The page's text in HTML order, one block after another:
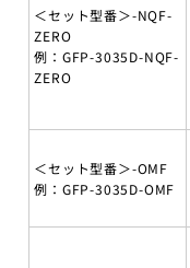
＜セット型番＞-NQF-
ZERO
例：GFP-3035D-NQF-
ZERO
＜セット型番＞-OMF
例：GFP-3035D-OMF